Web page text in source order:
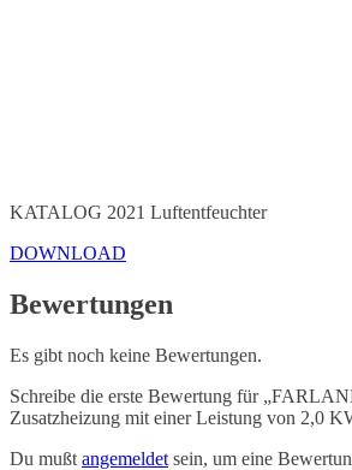
KATALOG 2021 Luftentfeuchter
DOWNLOAD
Bewertungen
Es gibt noch keine Bewertungen.
Schreibe die erste Bewertung für
Zusatzheizung mit einer Leistung von 2,0
Du mußt angemeldet sein, um eine